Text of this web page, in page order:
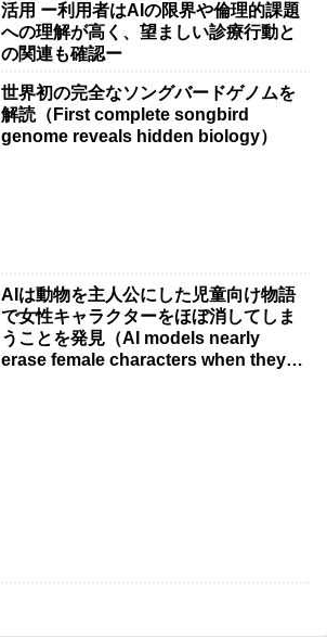
活用 ー利用者はAIの限界や倫理的課題
への理解が高く、望ましい診療行動と
の関連も確認ー
世界初の完全なソングバードゲノムを
解読（First complete songbird
genome reveals hidden biology）
AIは動物を主人公にした児童向け物語
で女性キャラクターをほぼ消してしま
うことを発見（AI models nearly
erase female characters when they